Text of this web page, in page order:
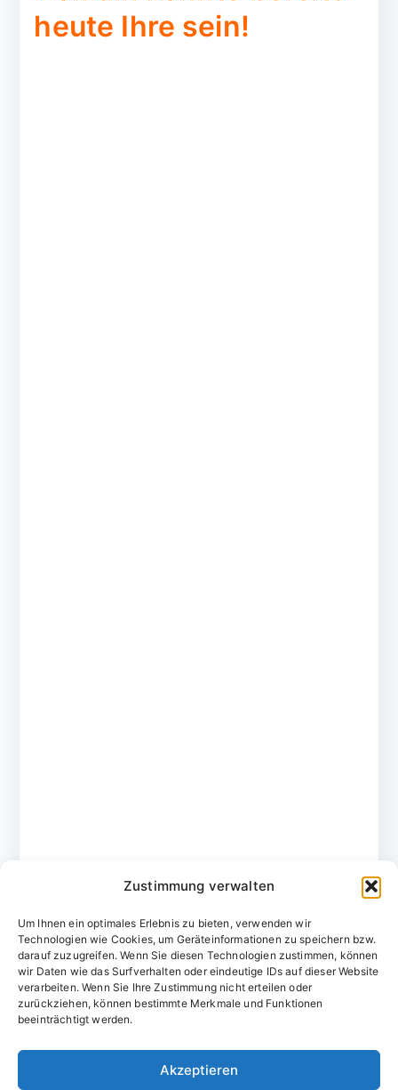
Zustimmung verwalten
Um Ihnen ein optimales Erlebnis zu bieten, verwenden wir
Technologien wie Cookies, um Geräteinformationen zu speichern bzw.
darauf zuzugreifen. Wenn Sie diesen Technologien zustimmen, können
wir Daten wie das Surfverhalten oder eindeutige IDs auf dieser Website
verarbeiten. Wenn Sie Ihre Zustimmung nicht erteilen oder
zurückziehen, können bestimmte Merkmale und Funktionen
beeinträchtigt werden.
Akzeptieren
heute Ihre sein!
Domainvergabestelle.de